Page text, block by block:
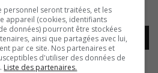
00:00
de-la-musique.
personnel seront traitées, et les
appareil (cookies, identifiants
données) pourront être stockées
ainsi que partagées avec lui,
par ce site. Nos partenaires et
d'utiliser des données de
Liste des partenaires.